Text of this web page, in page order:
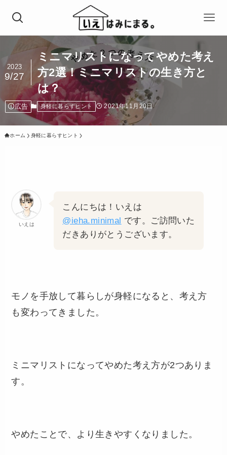
ミニマリストになってやめた考え
方2選！ミニマリストの生き方と
は？
2023
9/27
広告 身軽に暮らすヒント 2021年11月20日
ホーム 身軽に暮らすヒント
いえは
こんにちは！いえは
@ieha.minimal です。ご訪問いた
だきありがとうございます。
モノを手放して暮らしが身軽になると、考え方
も変わってきました。
ミニマリストになってやめた考え方が2つありま
す。
やめたことで、より生きやすくなりました。